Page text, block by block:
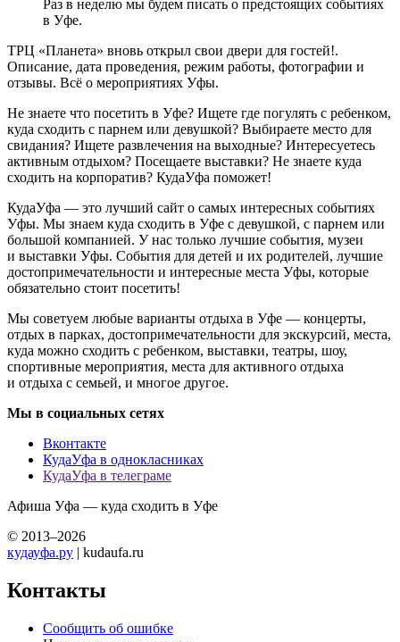
Раз в неделю мы будем писать о предстоящих событиях
в Уфе.
ТРЦ «Планета» вновь открыл свои двери для гостей!.
Описание, дата проведения, режим работы, фотографии и
отзывы. Всё о мероприятиях Уфы.
Не знаете что посетить в Уфе? Ищете где погулять с ребенком,
куда сходить с парнем или девушкой? Выбираете место для
свидания? Ищете развлечения на выходные? Интересуетесь
активным отдыхом? Посещаете выставки? Не знаете куда
сходить на корпоратив? КудаУфа поможет!
КудаУфа — это лучший сайт о самых интересных событиях
Уфы. Мы знаем куда сходить в Уфе с девушкой, с парнем или
большой компанией. У нас только лучшие события, музеи
и выставки Уфы. События для детей и их родителей, лучшие
достопримечательности и интересные места Уфы, которые
обязательно стоит посетить!
Мы советуем любые варианты отдыха в Уфе — концерты,
отдых в парках, достопримечательности для экскурсий, места,
куда можно сходить с ребенком, выставки, театры, шоу,
спортивные мероприятия, места для активного отдыха
и отдыха с семьей, и многое другое.
Мы в социальных сетях
Вконтакте
КудаУфа в однокласниках
КудаУфа в телеграме
Афиша Уфа — куда сходить в Уфе
© 2013–2026
кудауфа.ру | kudaufa.ru
Контакты
Сообщить об ошибке